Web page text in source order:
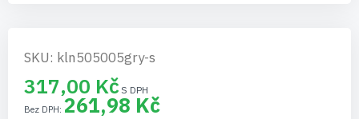
SKU: kln505005gry-s
317,00 Kč
261,98 Kč